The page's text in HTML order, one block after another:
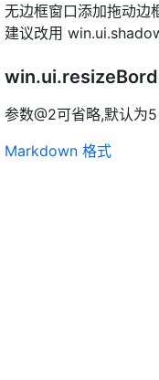
无边框窗口添加拖动边
建议改用
参数@2可省略,默认为5
Markdown 格式